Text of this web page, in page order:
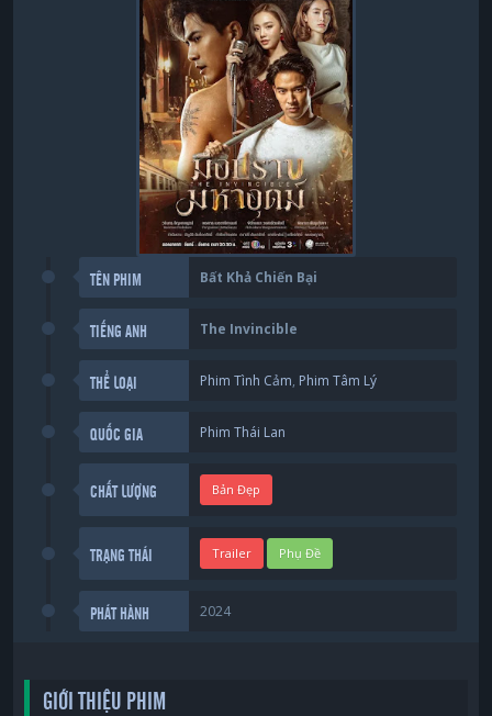
TÊN PHIM Bất Khả Chiến Bại
TIẾNG ANH The Invincible
THỂ LOẠI Phim Tình Cảm, Phim Tâm Lý
QUỐC GIA Phim Thái Lan
CHẤT LƯỢNG Bản Đẹp
TRẠNG THÁI Trailer Phụ Đề
PHÁT HÀNH 2024
GIỚI THIỆU PHIM